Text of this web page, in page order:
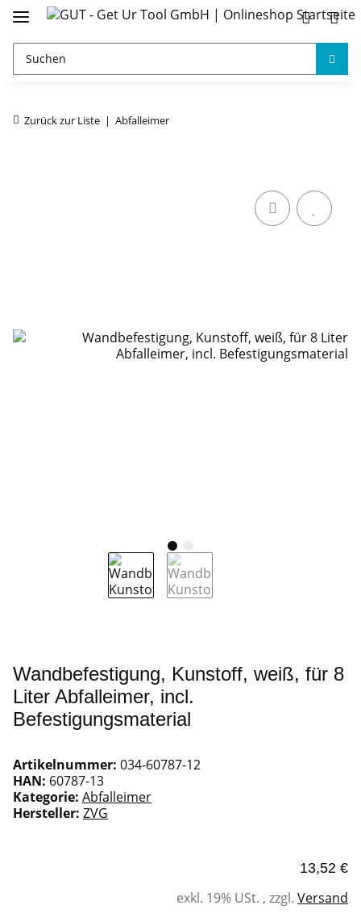
Zurück zur Liste Abfalleimer
Wandbefestigung, Kunstoff, weiß, für 8
Liter Abfalleimer, incl.
Befestigungsmaterial
Artikelnummer: 034-60787-12
HAN: 60787-13
Kategorie: Abfalleimer
Hersteller: ZVG
13,52 €
exkl. 19% USt. , zzgl. Versand